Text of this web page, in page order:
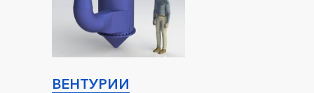
ВЕНТУРИИ